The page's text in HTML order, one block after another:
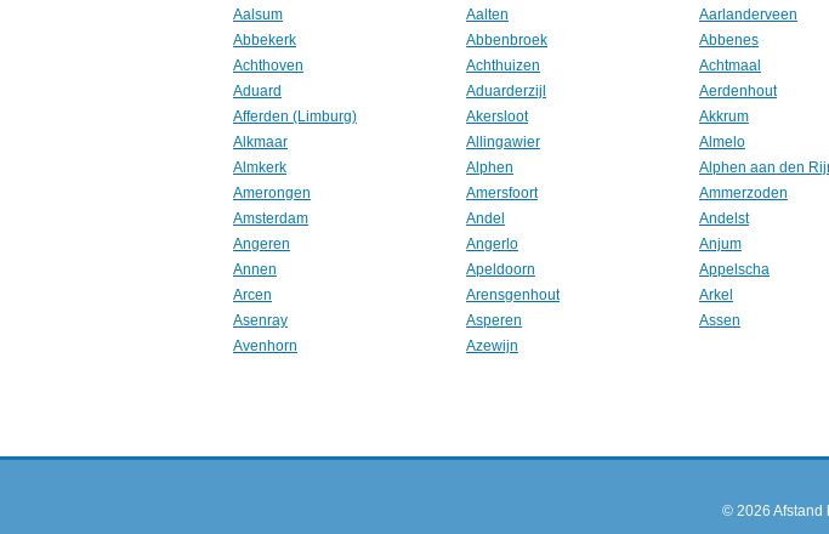
Aalsum
Aalten Aarlanderveen
Abbekerk
Abbenbroek Abbenes
Achthoven
Achthuizen Achtmaal
Aduard
Aduarderzijl Aerdenhout
Afferden (Limburg)
Akersloot Akkrum
Alkmaar
Allingawier Almelo
Almkerk
Alphen Alphen aan den
Amerongen
Amersfoort Ammerzoden
Amsterdam
Andel Andelst
Angeren
Angerlo Anjum
Annen
Apeldoorn Appelscha
Arcen
Arensgenhout Arkel
Asenray
Asperen Assen
Avenhorn
Azewijn
© 2026 Afstand